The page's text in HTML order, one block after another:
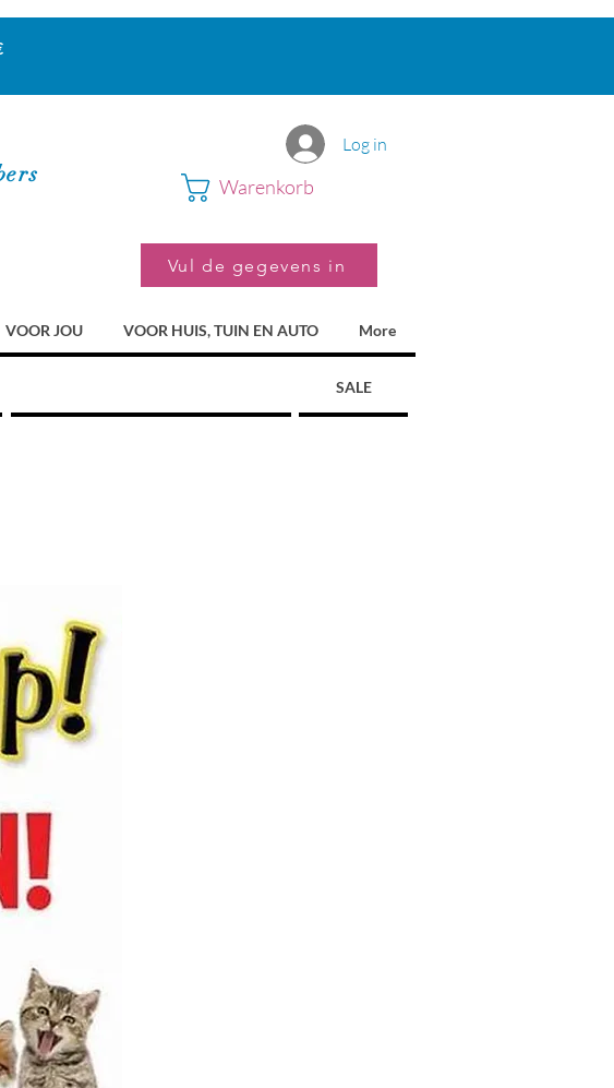
Log in
Warenkorb
Vul de gegevens in
VOOR JOU VOOR HUIS, TUIN EN AUTO More
SALE